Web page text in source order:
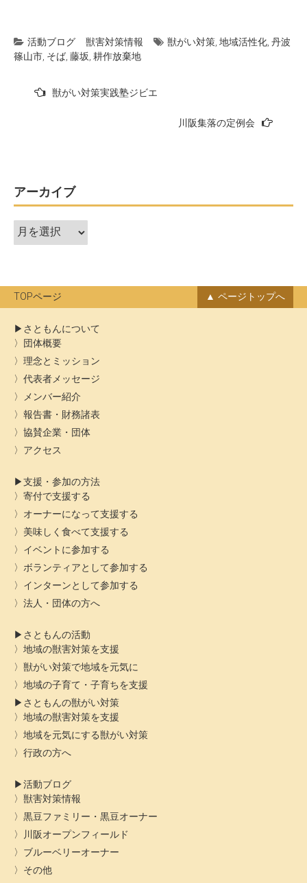
活動ブログ 獣害対策情報 獣がい対策 地域活性化 丹波
篠山市 そば 藤坂 耕作放棄地
ー
シ
ョ
獣がい対策実践塾ジビエ
川阪集落の定例会
アーカイブ
ア
ー
ブ
TOPページ ページトップへ
さともんについて
団体概要
理念とミッション
代表者メッセージ
メンバー紹介
報告書・財務諸表
協賛企業・団体
アクセス
支援・参加の方法
寄付で支援する
オーナーになって支援する
美味しく食べて支援する
イベントに参加する
ボランティアとして参加する
インターンとして参加する
法人・団体の方へ
さともんの活動
地域の獣害対策を支援
獣がい対策で地域を元気に
地域の子育て・子育ちを支援
さともんの獣がい対策
地域の獣害対策を支援
地域を元気にする獣がい対策
行政の方へ
活動ブログ
獣害対策情報
黒豆ファミリー・黒豆オーナー
川阪オープンフィールド
ブルーベリーオーナー
その他